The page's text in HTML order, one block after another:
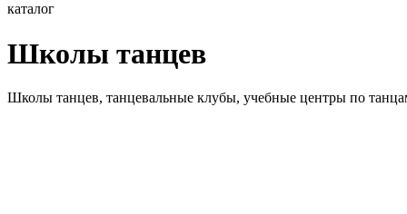
каталог
Школы танцев
Школы танцев, танцевальные клубы, учебные центры по